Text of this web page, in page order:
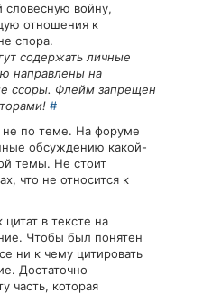
войну,
отношения к
спора.
содержать личные
направлены на
ссоры. Флейм запрещен
#
по теме. На форуме
обсуждению какой-
темы. Не стоит
что не относится к
цитат в тексте на
Чтобы был понятен
ни к чему цитировать
Достаточно
часть, которая